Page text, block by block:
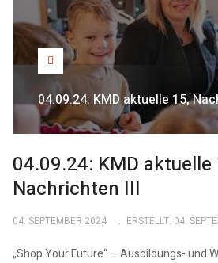
04.09.24: KMD aktuelle 15,
04.09.24: KMD aktuelle
Nachrichten III
04. SEPTEMBER 2024 ERSTELLT: 04.
„Shop Your Future“ – Ausbildungs- und